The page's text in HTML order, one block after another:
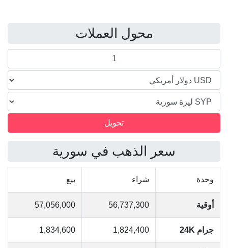
محول العملات
سعر الذهب في سورية
وحدة شراء بيع
أوقية 56,737,300
57,056,000
جرام 24K 1,824,400
1,834,600